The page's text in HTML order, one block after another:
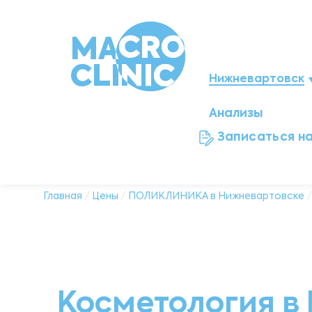
Нижневартовск
Мегион
Сургут
Анализы
Записаться
Главная / Цены / ПОЛИКЛИНИКА в Нижневартовске
Косметология